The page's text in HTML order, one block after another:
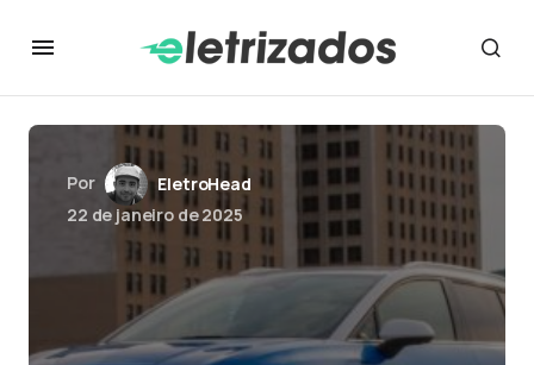
Por
EletroHead
22 de janeiro de 2025